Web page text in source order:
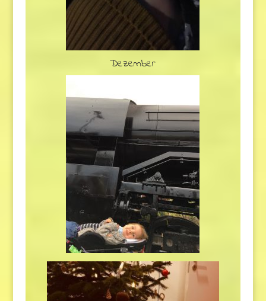
Dezember